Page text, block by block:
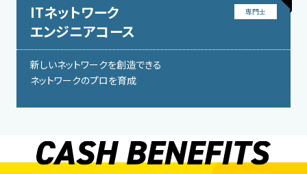
ITネットワーク
エンジニアコース
専門士
新しいネットワークを創造できる
ネットワークのプロを育成